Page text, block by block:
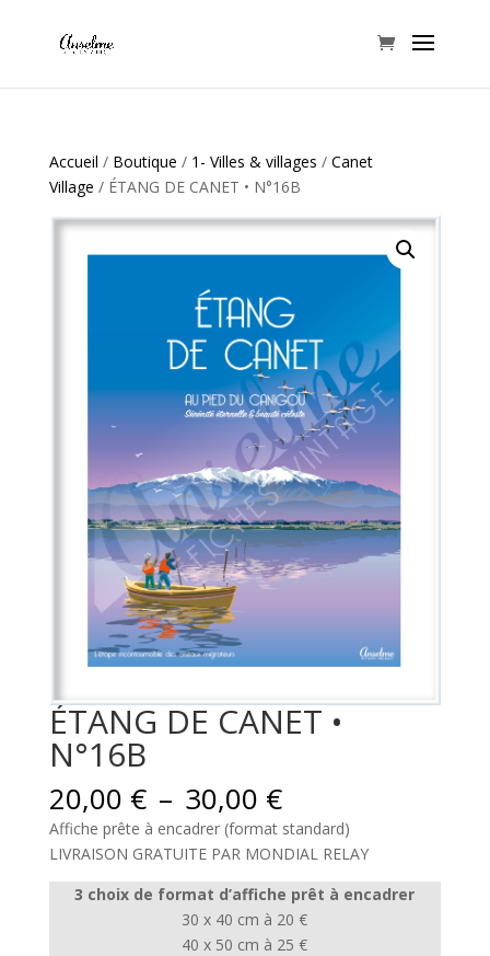
Accueil / Boutique / 1- Villes & villages / Canet
Village / ÉTANG DE CANET • N°16B
ÉTANG DE CANET •
N°16B
20,00 € – 30,00 €Plage
de
prix :
20,00 €
à
30,00 €
Affiche prête à encadrer (format standard)
LIVRAISON GRATUITE PAR MONDIAL RELAY
3 choix de format d’affiche prêt à encadrer
30 x 40 cm à 20 €
40 x 50 cm à 25 €